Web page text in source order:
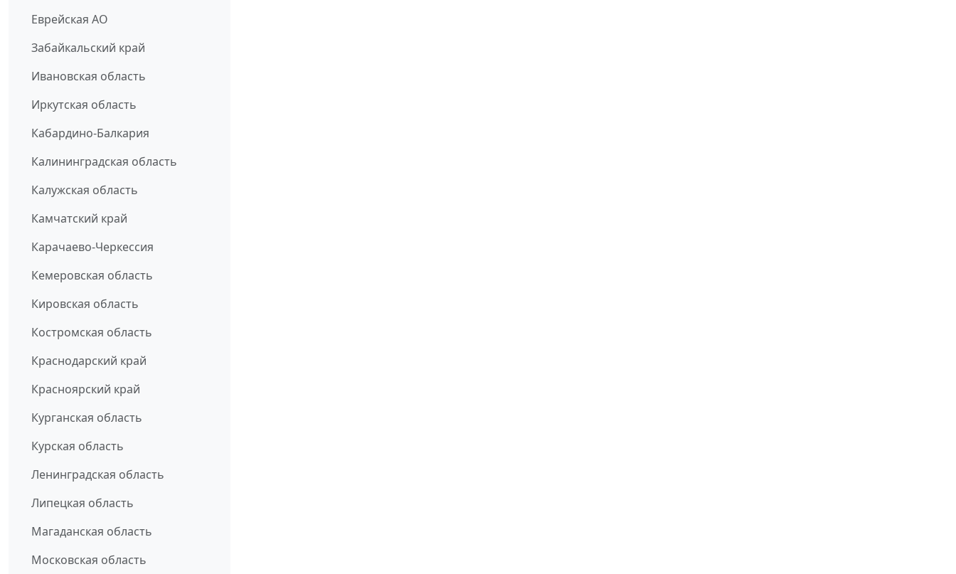
Еврейская АО
Забайкальский край
Ивановская область
Иркутская область
Кабардино-Балкария
Калининградская область
Калужская область
Камчатский край
Карачаево-Черкессия
Кемеровская область
Кировская область
Костромская область
Краснодарский край
Красноярский край
Курганская область
Курская область
Ленинградская область
Липецкая область
Магаданская область
Московская область